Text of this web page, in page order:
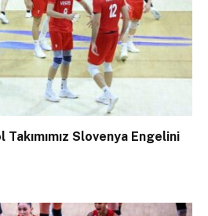
Slovenya Engelini